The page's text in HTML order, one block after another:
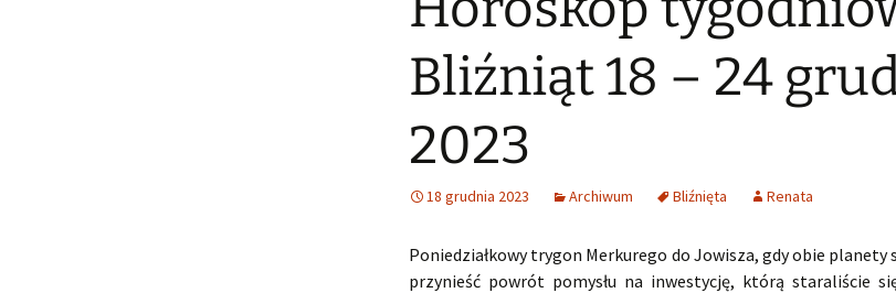
Bliźniąt 18 – 24
2023
18 grudnia 2023 Archiwum Bliźnięta Renata
Poniedziałkowy trygon Merkurego do Jowisza, gdy obie planety
przynieść powrót pomysłu na inwestycję, którą staraliście